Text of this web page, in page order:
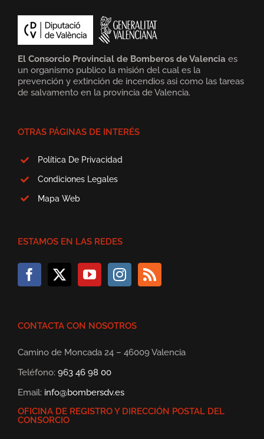
El Consorcio Provincial de Bomberos de Valencia es
un organismo publico la misión del cual es la
prevención y extinción de incendios asi como las tareas
de salvamento en la provincia de Valencia.
OTRAS PÁGINAS DE INTERÉS
Política De Privacidad
Condiciones Legales
Mapa Web
ESTAMOS EN LAS REDES
CONTACTA CON NOSOTROS
Camino de Moncada 24 – 46009 Valencia
Teléfono: 963 46 98 00
Email: info@bombersdv.es
OFICINA DE REGISTRO Y DIRECCIÓN POSTAL DEL
CONSORCIO